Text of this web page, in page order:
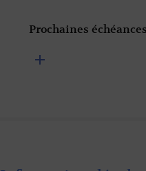
Prochaines